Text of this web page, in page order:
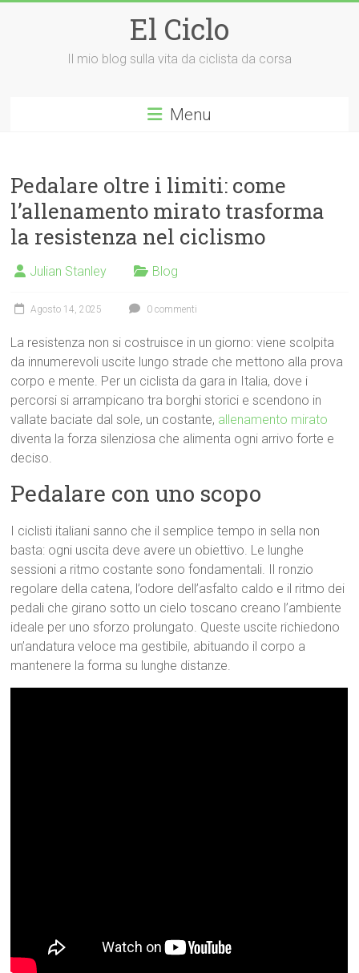
El Ciclo
Il mio blog sulla vita da ciclista da corsa
Menu
Pedalare oltre i limiti: come
l’allenamento mirato trasforma
la resistenza nel ciclismo
Julian Stanley Blog
Agosto 14, 2025 0 commenti
La resistenza non si costruisce in un giorno: viene scolpita
da innumerevoli uscite lungo strade che mettono alla prova
corpo e mente. Per un ciclista da gara in Italia, dove i
percorsi si arrampicano tra borghi storici e scendono in
vallate baciate dal sole, un costante, allenamento mirato
diventa la forza silenziosa che alimenta ogni arrivo forte e
deciso.
Pedalare con uno scopo
I ciclisti italiani sanno che il semplice tempo in sella non
basta: ogni uscita deve avere un obiettivo. Le lunghe
sessioni a ritmo costante sono fondamentali. Il ronzio
regolare della catena, l’odore dell’asfalto caldo e il ritmo dei
pedali che girano sotto un cielo toscano creano l’ambiente
ideale per uno sforzo prolungato. Queste uscite richiedono
un’andatura veloce ma gestibile, abituando il corpo a
mantenere la forma su lunghe distanze.